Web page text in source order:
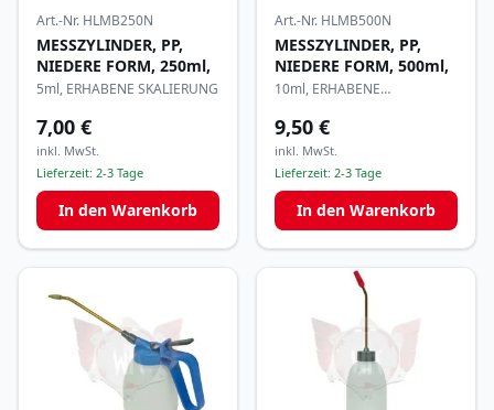
Art.-Nr. HLMB250N
MESSZYLINDER, PP,
NIEDERE FORM, 250ml,
5ml, ERHABENE SKALIERUNG
7,00 €
inkl. MwSt.
Lieferzeit: 2-3 Tage
In den Warenkorb
Art.-Nr. HLMB500N
MESSZYLINDER, PP,
NIEDERE FORM, 500ml,
10ml, ERHABENE
9,50 €
inkl. MwSt.
Lieferzeit: 2-3 Tage
In den Warenkorb